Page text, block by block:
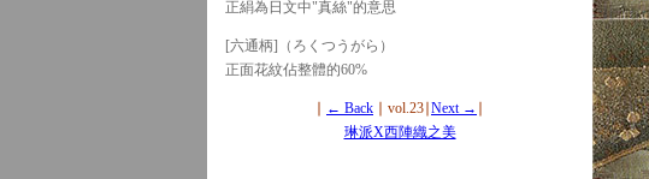
正絹為日文中"真絲"的意思
[六通柄]（ろくつうがら）
正面花紋佔整體的60%
← Back ∣ vol.23∣ Next →
琳派X西陣織之美